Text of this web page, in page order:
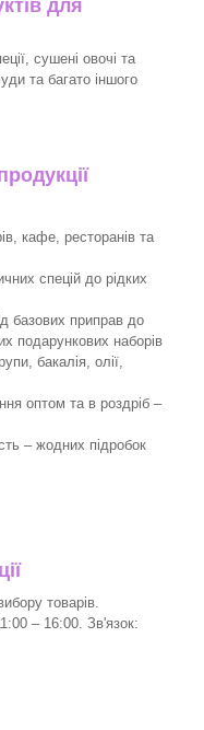
для
сушені овочі та
та багато іншого
кафе, ресторанів та
спецій до рідких
базових приправ до
подарункових наборів
бакалія, олії,
оптом та в роздріб –
– жодних підробок
товарів.
– 16:00. Зв'язок: